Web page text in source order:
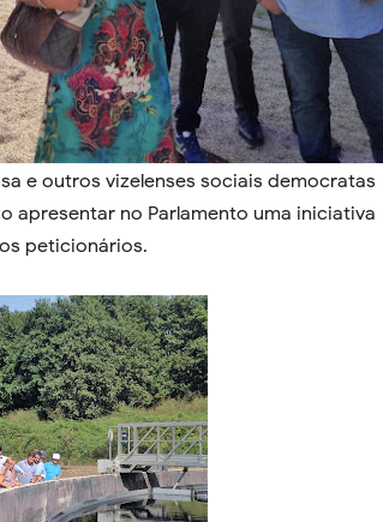
e outros vizelenses sociais democratas
apresentar no Parlamento uma iniciativa
peticionários.